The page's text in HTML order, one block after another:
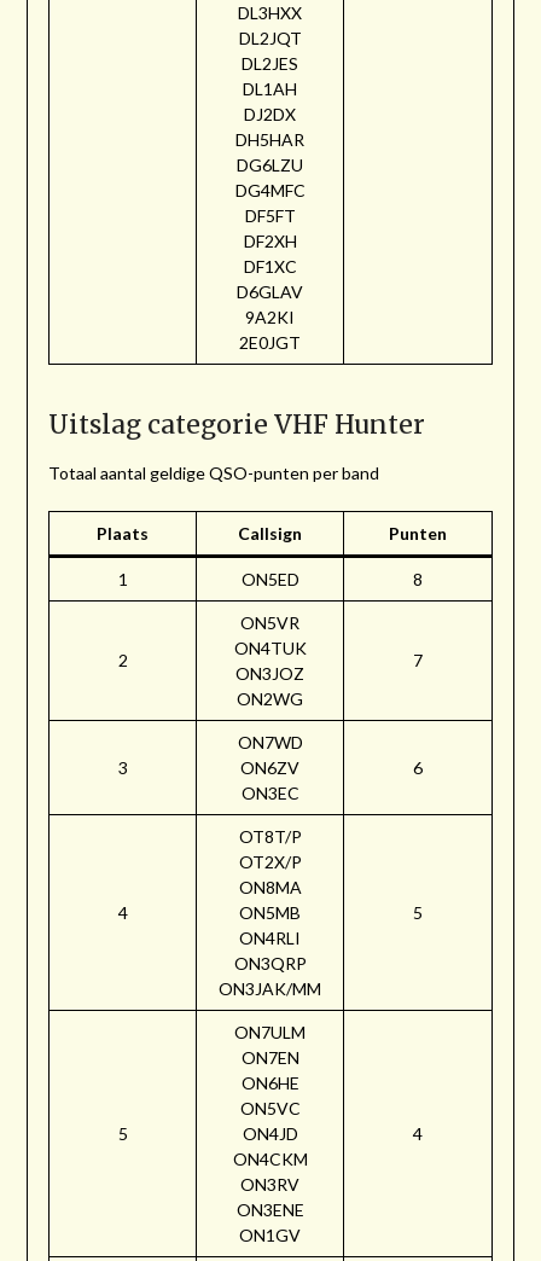
DL3HXX
DL2JQT
DL2JES
DL1AH
DJ2DX
DH5HAR
DG6LZU
DG4MFC
DF5FT
DF2XH
DF1XC
D6GLAV
9A2KI
2E0JGT
Uitslag categorie VHF Hunter
Totaal aantal geldige QSO-punten per band
Plaats Callsign Punten
1 ON5ED 8
2
ON5VR
ON4TUK
ON3JOZ
ON2WG
7
3
ON7WD
ON6ZV
ON3EC
6
4
OT8T/P
OT2X/P
ON8MA
ON5MB
ON4RLI
ON3QRP
ON3JAK/MM
5
5
ON7ULM
ON7EN
ON6HE
ON5VC
ON4JD
ON4CKM
ON3RV
ON3ENE
ON1GV
4